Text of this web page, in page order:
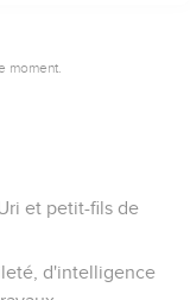
moment.
et petit-fils de
d'intelligence